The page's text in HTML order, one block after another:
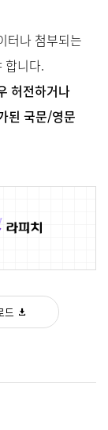
터나 첨부되는
합니다.
허전하거나
된 국문/영문
드